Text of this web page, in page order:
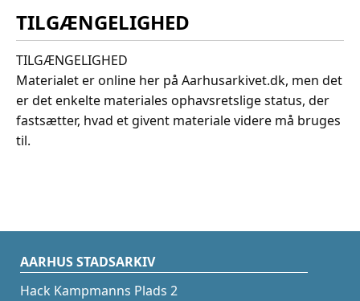
TILGÆNGELIGHED
TILGÆNGELIGHED
Materialet er online her på Aarhusarkivet.dk, men det
er det enkelte materiales ophavsretslige status, der
fastsætter, hvad et givent materiale videre må bruges
til.
AARHUS STADSARKIV
Hack Kampmanns Plads 2